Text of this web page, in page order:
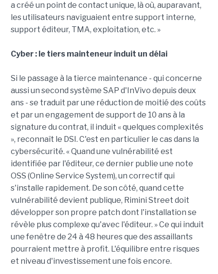
a créé un point de contact unique, là où, auparavant,
les utilisateurs naviguaient entre support interne,
support éditeur, TMA, exploitation, etc. »
Cyber : le tiers mainteneur induit un délai
Si le passage à la tierce maintenance - qui concerne
aussi un second système SAP d'InVivo depuis deux
ans - se traduit par une réduction de moitié des coûts
et par un engagement de support de 10 ans à la
signature du contrat, il induit « quelques complexités
», reconnaît le DSI. C'est en particulier le cas dans la
cybersécurité. « Quand une vulnérabilité est
identifiée par l'éditeur, ce dernier publie une note
OSS (Online Service System), un correctif qui
s'installe rapidement. De son côté, quand cette
vulnérabilité devient publique, Rimini Street doit
développer son propre patch dont l'installation se
révèle plus complexe qu'avec l'éditeur. » Ce qui induit
une fenêtre de 24 à 48 heures que des assaillants
pourraient mettre à profit. L'équilibre entre risques
et niveau d'investissement une fois encore.